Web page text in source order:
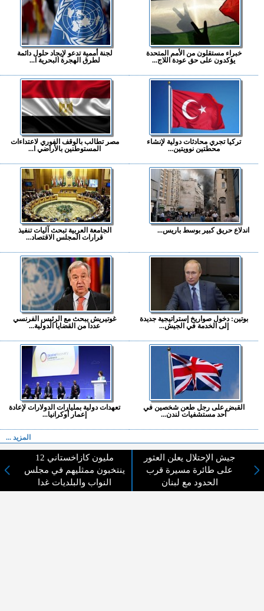
خبراء مستقلون من الأمم المتحدة
يؤكدون على حق عودة اللاج...
لجنة أممية تدعو لإيجاد حلول دائمة
لطرق الهجرة البحرية ا...
تركيا تجري محادثات دولية لإنشاء
محطتين نوويتين...
مصر تطالب بالوقف الفوري لاعتداءات
المستوطنين بالأراضي ا...
اندلاع حريق كبير بوسط باريس...
الجامعة العربية تبحث آليات تنفيذ
قرارات المجلس الاقتصاد...
بوتين: دخول صواريخ إستراتيجية جديدة
إلى الخدمة في الجيش...
غوتيريش يبحث مع الرئيس الفرنسي
عددا من القضايا الدولية...
القبض على رجل طعن شخصين في
أحد مستشفيات لندن...
تعهدات دولية بمليارات الدولارات لإعادة
إعمار أوكرانيا...
المزيد ...
اختيارات القراء
جيش الإحتلال يعلن العثور
على طائرة مسيرة قرب
الحدود مع لبنان
12 مليون كازاخستاني
ينتخبون ممثليهم في مجلس
النواب والبلديات غدا